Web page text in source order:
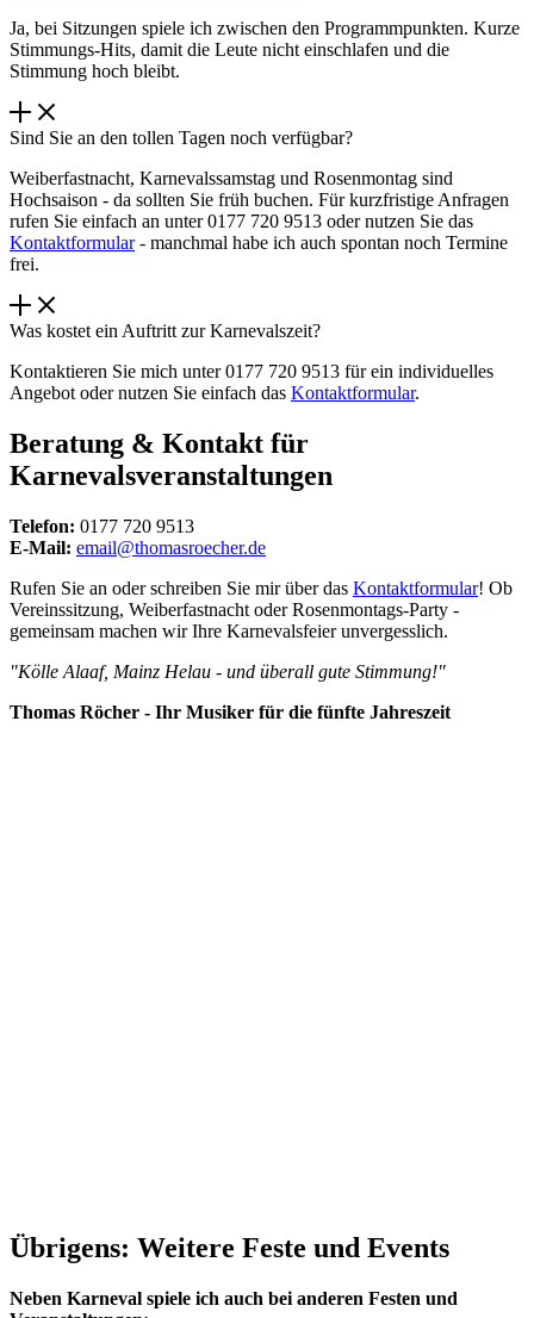
Ja, bei Sitzungen spiele ich zwischen den Programmpunkten. Kurze
Stimmungs-Hits, damit die Leute nicht einschlafen und die
Stimmung hoch bleibt.
Sind Sie an den tollen Tagen noch verfügbar?
Weiberfastnacht, Karnevalssamstag und Rosenmontag sind
Hochsaison - da sollten Sie früh buchen. Für kurzfristige Anfragen
rufen Sie einfach an unter 0177 720 9513 oder nutzen Sie das
Kontaktformular- manchmal habe ich auch spontan noch Termine
frei.
Was kostet ein Auftritt zur Karnevalszeit?
Kontaktieren Sie mich unter 0177 720 9513 für ein individuelles
Angebot oder nutzen Sie einfach das Kontaktformular.
Beratung & Kontakt für
Karnevalsveranstaltungen
Telefon: 0177 720 9513
E-Mail: email@thomasroecher.de
Rufen Sie an oder schreiben Sie mir über das Kontaktformular! Ob
Vereinssitzung, Weiberfastnacht oder Rosenmontags-Party -
gemeinsam machen wir Ihre Karnevalsfeier unvergesslich.
"Kölle Alaaf, Mainz Helau - und überall gute Stimmung!"
Thomas Röcher - Ihr Musiker für die fünfte Jahreszeit
Übrigens: Weitere Feste und Events
Neben Karneval spiele ich auch bei anderen Festen und